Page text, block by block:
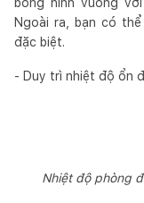
Ngoài ra, bạn có
đặc biệt.
- Duy trì nhiệt độ ổn
Nhiệt độ phòng